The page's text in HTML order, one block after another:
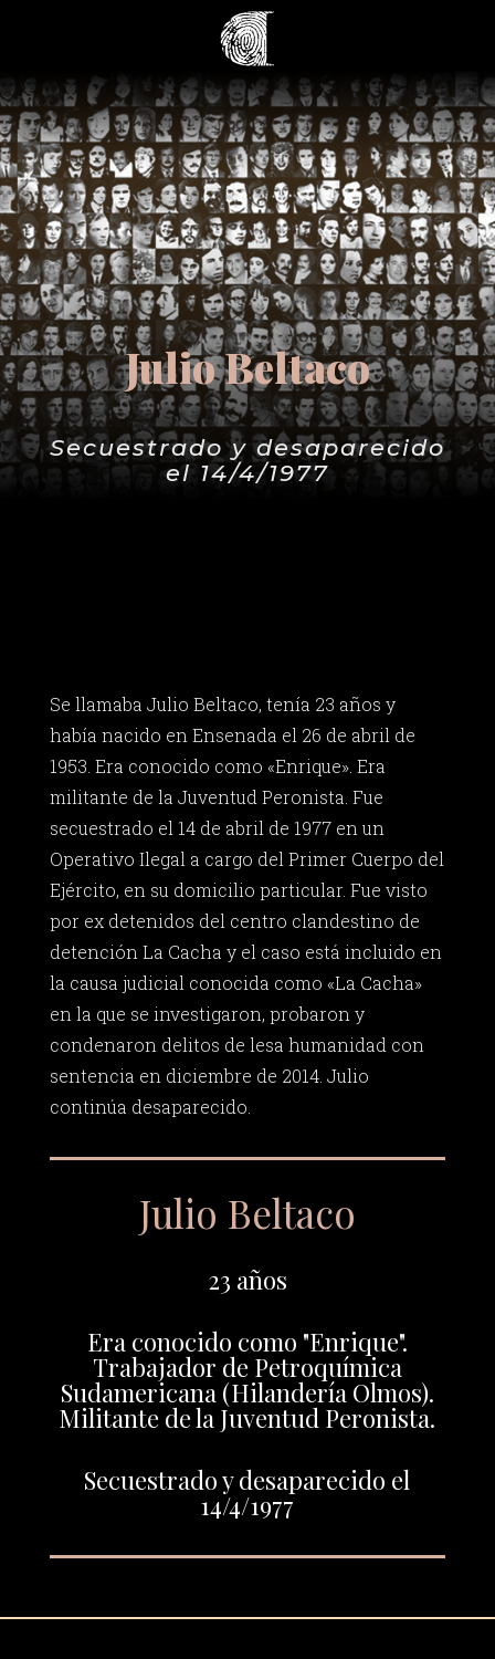
Julio Beltaco
Secuestrado y desaparecido
el 14/4/1977
Se llamaba Julio Beltaco, tenía 23 años y
había nacido en Ensenada el 26 de abril de
1953. Era conocido como «Enrique». Era
militante de la Juventud Peronista. Fue
secuestrado el 14 de abril de 1977 en un
Operativo Ilegal a cargo del Primer Cuerpo del
Ejército, en su domicilio particular. Fue visto
por ex detenidos del centro clandestino de
detención La Cacha y el caso está incluido en
la causa judicial conocida como «La Cacha»
en la que se investigaron, probaron y
condenaron delitos de lesa humanidad con
sentencia en diciembre de 2014. Julio
continúa desaparecido.
Julio Beltaco
23 años
Era conocido como "Enrique".
Trabajador de Petroquímica
Sudamericana (Hilandería Olmos).
Militante de la Juventud Peronista.
Secuestrado y desaparecido el
14/4/1977